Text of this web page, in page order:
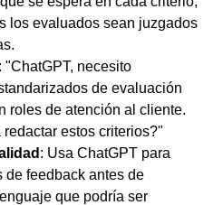
los evaluados sean juzgados
: "ChatGPT, necesito
de evaluación
roles de atención al cliente.
estos criterios?"
: Usa ChatGPT para
de feedback antes de
que podría ser